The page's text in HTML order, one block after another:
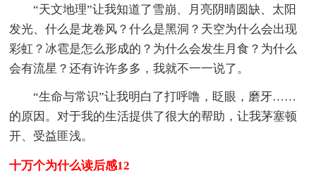
“天文地理”让我知道了雪崩、月亮阴晴圆缺、太阳
发光、什么是龙卷风？什么是黑洞？天空为什么会出现
彩虹？冰雹是怎么形成的？为什么会发生月食？为什么
会有流星？还有许许多多，我就不一一说了。
“生命与常识”让我明白了打呼噜，眨眼，磨牙……
的原因。对于我的生活提供了很大的帮助，让我茅塞顿
开、受益匪浅。
十万个为什么读后感12